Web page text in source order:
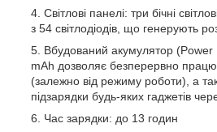
Світлові панелі: три бічні
з 54 світлодіодів, що генерують
Вбудований акумулятор
mAh дозволяє безперервно
(залежно від режиму роботи), а
підзарядки будь-яких гаджетів
Час зарядки: до 13 годин